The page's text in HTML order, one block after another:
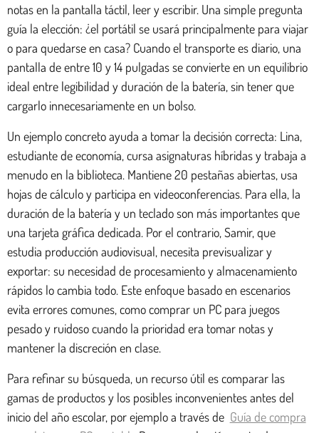
notas en la pantalla táctil, leer y escribir. Una simple pregunta
guía la elección: ¿el portátil se usará principalmente para viajar
o para quedarse en casa? Cuando el transporte es diario, una
pantalla de entre 10 y 14 pulgadas se convierte en un equilibrio
ideal entre legibilidad y duración de la batería, sin tener que
cargarlo innecesariamente en un bolso.
Un ejemplo concreto ayuda a tomar la decisión correcta: Lina,
estudiante de economía, cursa asignaturas híbridas y trabaja a
menudo en la biblioteca. Mantiene 20 pestañas abiertas, usa
hojas de cálculo y participa en videoconferencias. Para ella, la
duración de la batería y un teclado son más importantes que
una tarjeta gráfica dedicada. Por el contrario, Samir, que
estudia producción audiovisual, necesita previsualizar y
exportar: su necesidad de procesamiento y almacenamiento
rápidos lo cambia todo. Este enfoque basado en escenarios
evita errores comunes, como comprar un PC para juegos
pesado y ruidoso cuando la prioridad era tomar notas y
mantener la discreción en clase.
Para refinar su búsqueda, un recurso útil es comparar las
gamas de productos y los posibles inconvenientes antes del
inicio del año escolar, por ejemplo a través de Guía de compra